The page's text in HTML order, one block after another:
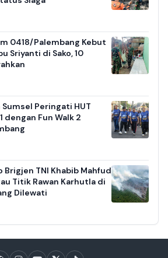
0418/Palembang Kebut
Sriyanti di Sako, 10
Peringati HUT
dengan Fun Walk 2
TNI Khabib Mahfud
Titik Rawan Karhutla di
Dilewati